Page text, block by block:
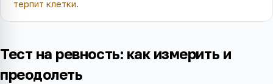
терпит клетки.
Тест на ревность: как измерить и
преодолеть